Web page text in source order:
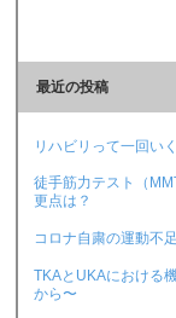
最近の投稿
リハビリって一回い
徒手筋力テスト（
更点は？
コロナ自粛の運動不
TKAとUKAにおける
から〜